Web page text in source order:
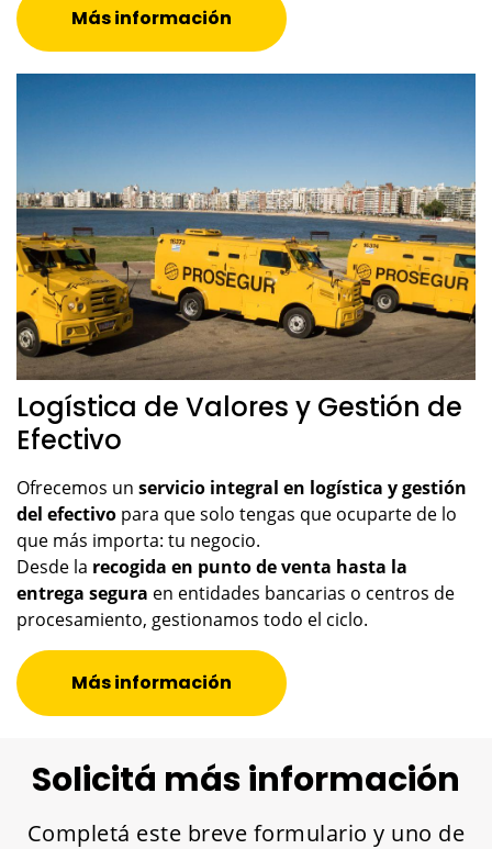
Más información
Logística de Valores y Gestión de
Efectivo
Ofrecemos un servicio integral en logística y gestión
del efectivo para que solo tengas que ocuparte de lo
que más importa: tu negocio.
Desde la recogida en punto de venta hasta la
entrega segura en entidades bancarias o centros de
procesamiento, gestionamos todo el ciclo.
Más información
Solicitá más información
Completá este breve formulario y uno de